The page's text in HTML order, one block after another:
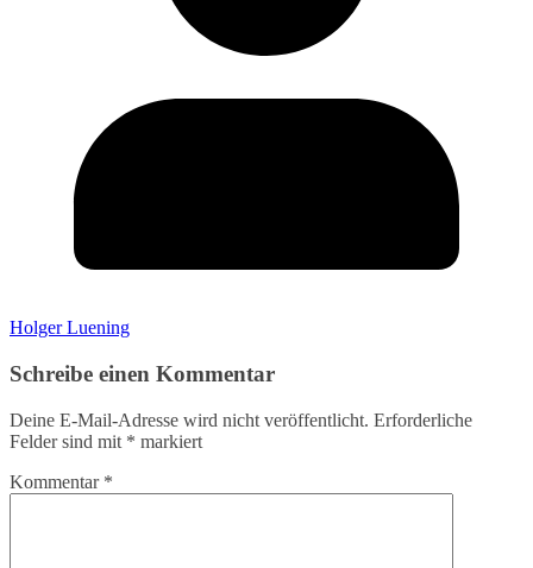
Holger Luening
Schreibe einen Kommentar
Deine E-Mail-Adresse wird nicht veröffentlicht. Erforderliche
Felder sind mit * markiert
Kommentar *